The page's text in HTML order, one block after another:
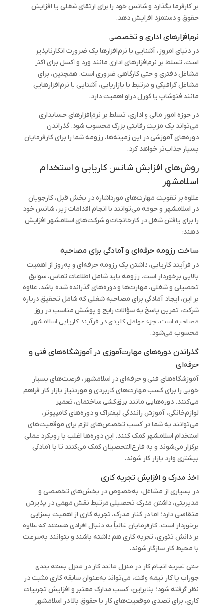
بر کارفرما بگذارد و شانس خود را برای ارتقای شغلی یا افزایش
حقوق و دستمزد افزایش دهد.
نرم‌افزارهای اداری و تخصصی
در دنیای امروز، آشنایی با نرم‌افزارها یک ضرورت انکارناپذیر
است. تسلط بر نرم‌افزارهای اداری مانند ورد و اکسل برای اکثر
مشاغل دفتری و حتی کارگاهی ضروری است. همچنین، برای
مشاغل گرافیکی و مرتبط با بازاریابی، آشنایی با نرم‌افزارهایی
مانند فتوشاپ یا کورل دراو اهمیت دارد.
در حوزه امور مالی و اداری، تسلط بر نرم‌افزارهای حسابداری
می‌تواند یک مزیت رقابتی بزرگ محسوب شود. گذراندن
دوره‌های آموزشی در این زمینه‌ها، رزومه شما را برای کارفرمایان
بسیار جذاب‌تر خواهد کرد.
روش‌های افزایش شانس کاریابی و استخدام
اسلامشهر
علاوه بر تقویت مهارت‌های مورداشاره در بخش قبل، کارجویان
در اسلامشهر و حومه می‌توانند با انجام اقدامات زیر، شانس خود
را برای یافتن شغل در کارخانجات و شرکت‌های اسلامشهر افزایش
دهند:
ساخت رزومه حرفه‌ای و آمادگی برای مصاحبه
در فرآیند کاریابی، داشتن یک رزومه حرفه‌ای و به‌روز از اهمیت
بالایی برخوردار است. رزومه باید شامل اطلاعات تماس، سوابق
تحصیلی و شغلی، مهارت‌ها و دوره‌های گذرانده شده باشد. علاوه
بر این، ایجاد آمادگی برای مصاحبه شغلی که شامل تحقیق درباره
شرکت، تمرین پاسخ به سؤالات رایج و پوشش مناسب در روز
مصاحبه است، جزء عوامل کلیدی در فرآیند کاریابی اسلامشهر
محسوب می‌شود.
گذراندن دوره‌های مهارت‌آموزی در آموزشگاه‌های فنی و
حرفه‌ای
آموزشگاه‌های فنی و حرفه‌ای در اسلامشهر، فرصت‌های بسیار
خوبی را برای کسب مهارت‌های کاربردی و موردنیاز بازار کار فراهم
می‌کنند. دوره‌هایی مانند برق‌کشی ساختمان، تعمیر
لوازم‌خانگی، آموزش رانندگی لیفتراک و دوره‌های کامپیوتر،
می‌توانند به شما در کسب تخصص‌های لازم برای موقعیت‌های
استخدام اسلامشهر کمک کنند. این دوره‌ها اغلب با رویکرد عملی
برگزار می‌شوند و به فارغ‌التحصیلان کمک می‌کنند تا با آمادگی
بیشتری وارد بازار کار شوند.
اخذ مدرک و افزایش تجربه کاری
در بسیاری از مشاغل، به‌خصوص در بخش‌های تخصصی و
مدیریتی، داشتن مدرک تحصیلی مرتبط نقش مهمی در پذیرش
متقاضی دارد؛ اما در کنار مدرک، تجربه کاری از اهمیت بسزایی
برخوردار است. کارفرمایان غالباً به دنبال افرادی هستند که علاوه
بر دانش تئوری، تجربه کاری هم داشته باشند و بتوانند به‌سرعت
با محیط کار سازگار شوند.
حتی تجربه انجام کار در منزل مانند کار در منزل بسته بندی
جوراب یا کار نیمه وقت، می‌تواند به‌عنوان سابقه کاری مثبت در
نظر گرفته شود؛ بنابراین، کسب مدارک معتبر و افزایش تجربیات
کاری، برای تصدی موقعیت‌های کار با حقوق بالا در اسلامشهر